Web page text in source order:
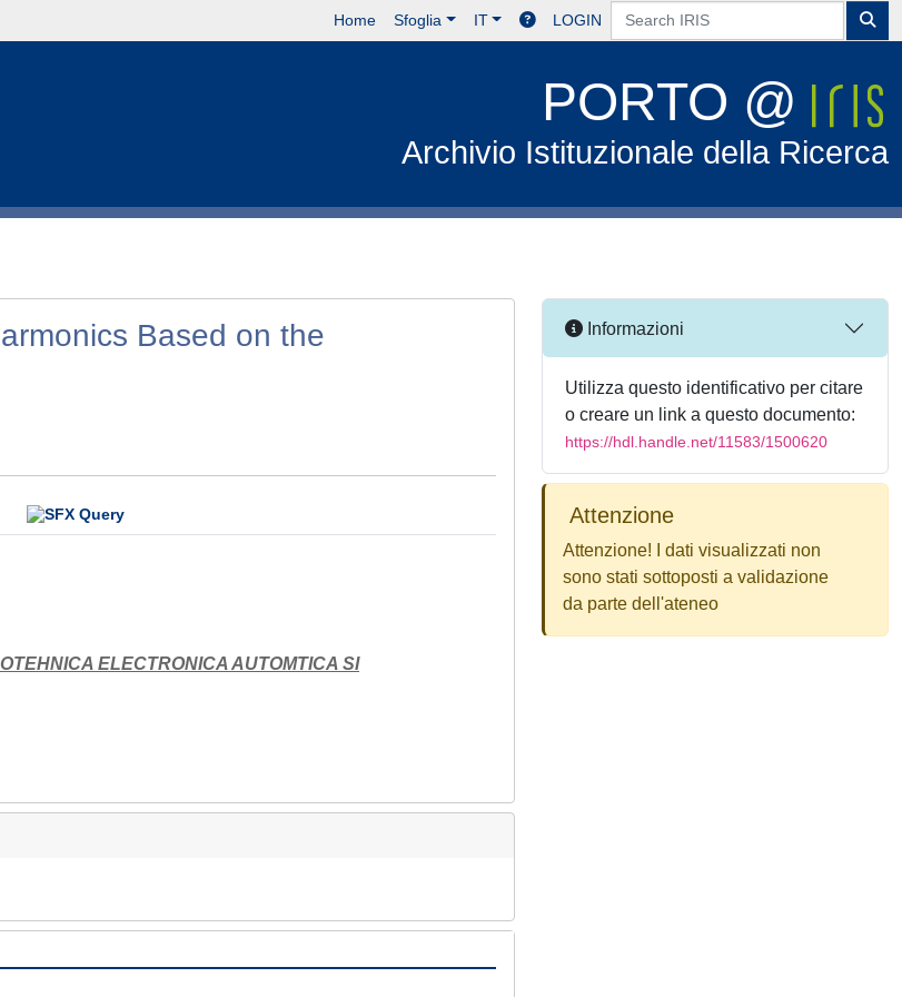
Home Sfoglia IT LOGIN
PORTO @
Archivio Istituzionale della Ricerca
Based on the
ELECTRONICA AUTOMTICA SI
Informazioni
Utilizza questo identificativo per citare
o creare un link a questo documento:
https://hdl.handle.net/11583/1500620
Attenzione
Attenzione! I dati visualizzati non
sono stati sottoposti a validazione
da parte dell'ateneo